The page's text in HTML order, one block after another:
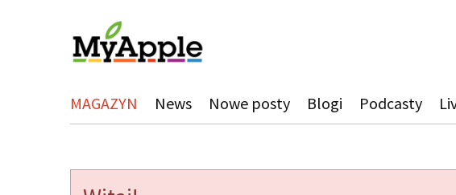
MAGAZYN News Nowe posty Blogi Podcasty